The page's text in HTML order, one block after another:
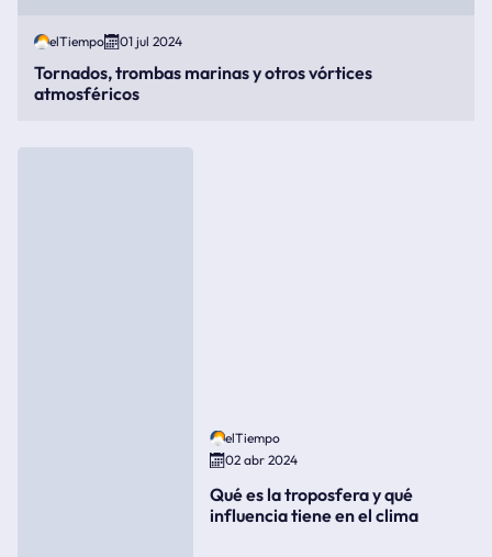
elTiempo 01 jul 2024
Tornados, trombas marinas y otros vórtices
atmosféricos
elTiempo
02 abr 2024
Qué es la troposfera y qué
influencia tiene en el clima